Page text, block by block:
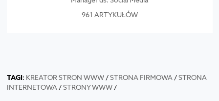
961 ARTYKUŁÓW
TAGI: KREATOR STRON WWW/STRONA FIRMOWA/STRONA
INTERNETOWA/STRONY WWW/